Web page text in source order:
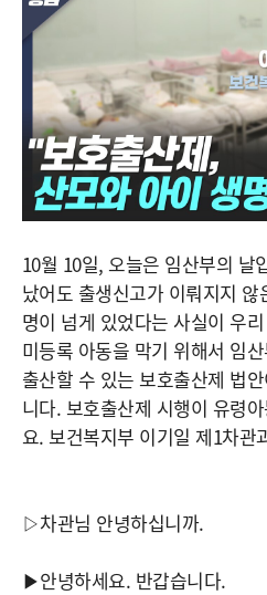
10월 10일, 오늘은 임산부의 날
났어도 출생신고가 이뤄지지
명이 넘게 있었다는 사실이 우
미등록 아동을 막기 위해서 임
출산할 수 있는 보호출산제 법
니다. 보호출산제 시행이 유령
요. 보건복지부 이기일 제1차관
▷차관님 안녕하십니까.
▶안녕하세요. 반갑습니다.